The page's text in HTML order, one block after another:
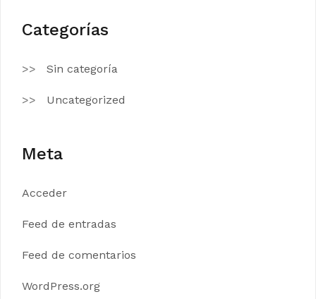
Categorías
Sin categoría
Uncategorized
Meta
Acceder
Feed de entradas
Feed de comentarios
WordPress.org